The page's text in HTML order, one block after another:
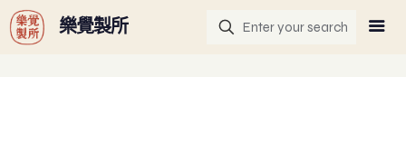
G-GHF9TLS5W3
樂覺製所